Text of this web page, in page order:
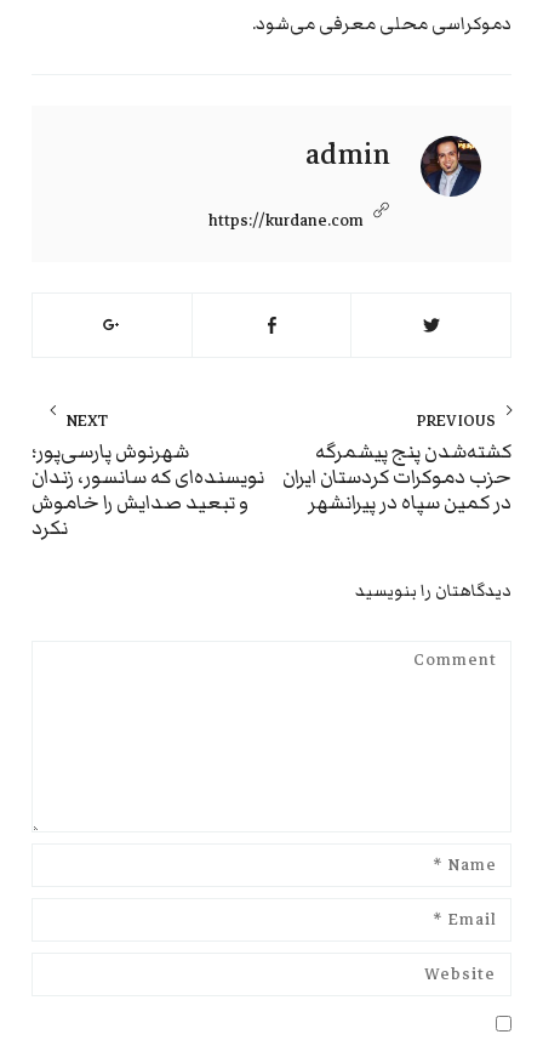
دموکراسی محلی معرفی می‌شود.
admin
https://kurdane.com
راهبری
نوشته
PREVIOUS
Previous
post:
کشته‌شدن پنج پیشمرگه
حزب دموکرات کردستان ایران
در کمین سپاه در پیرانشهر
NEXT
شهرنوش پارسی‌پور؛
نویسنده‌ای که سانسور، زندان
و تبعید صدایش را خاموش
نکرد
دیدگاهتان را بنویسید